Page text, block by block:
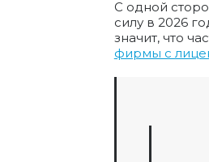
С одной
силу в 2026
значит, что
фирмы с